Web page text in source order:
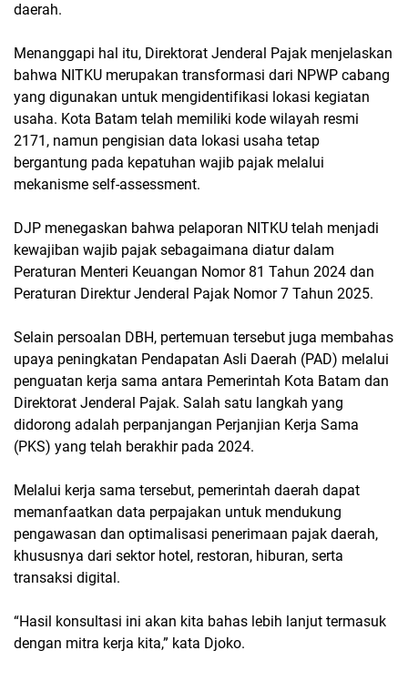
daerah.
Menanggapi hal itu, Direktorat Jenderal Pajak menjelaskan
bahwa NITKU merupakan transformasi dari NPWP cabang
yang digunakan untuk mengidentifikasi lokasi kegiatan
usaha. Kota Batam telah memiliki kode wilayah resmi
2171, namun pengisian data lokasi usaha tetap
bergantung pada kepatuhan wajib pajak melalui
mekanisme self-assessment.
DJP menegaskan bahwa pelaporan NITKU telah menjadi
kewajiban wajib pajak sebagaimana diatur dalam
Peraturan Menteri Keuangan Nomor 81 Tahun 2024 dan
Peraturan Direktur Jenderal Pajak Nomor 7 Tahun 2025.
Selain persoalan DBH, pertemuan tersebut juga membahas
upaya peningkatan Pendapatan Asli Daerah (PAD) melalui
penguatan kerja sama antara Pemerintah Kota Batam dan
Direktorat Jenderal Pajak. Salah satu langkah yang
didorong adalah perpanjangan Perjanjian Kerja Sama
(PKS) yang telah berakhir pada 2024.
Melalui kerja sama tersebut, pemerintah daerah dapat
memanfaatkan data perpajakan untuk mendukung
pengawasan dan optimalisasi penerimaan pajak daerah,
khususnya dari sektor hotel, restoran, hiburan, serta
transaksi digital.
“Hasil konsultasi ini akan kita bahas lebih lanjut termasuk
dengan mitra kerja kita,” kata Djoko.